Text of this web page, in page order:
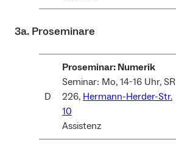
3a. Proseminare
D
Proseminar: Numerik
Seminar: Mo, 14-16 Uhr, SR
226, Hermann-Herder-Str.
10
Assistenz